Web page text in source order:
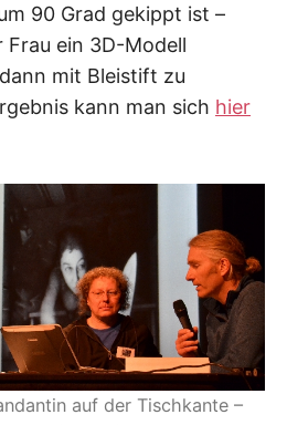
90 Grad gekippt ist –
ein 3D-Modell
mit Bleistift zu
kann man sich hier
auf der Tischkante –